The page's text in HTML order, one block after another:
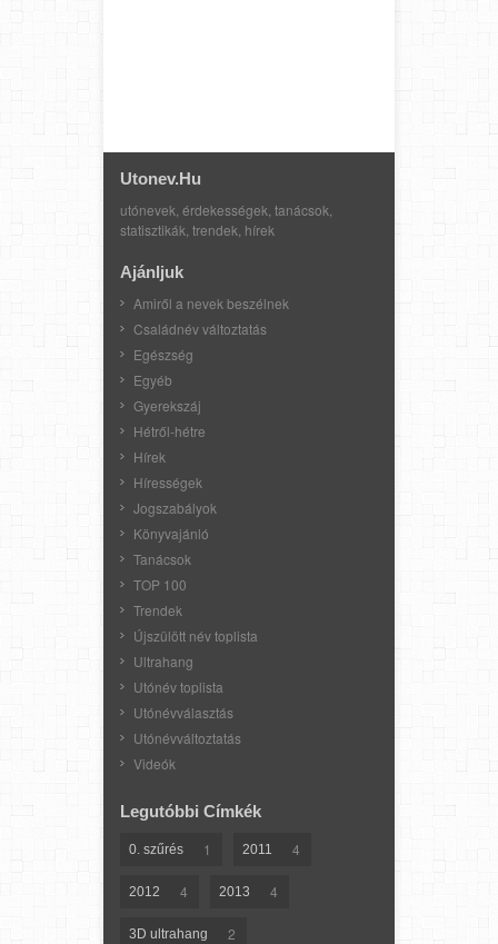
Utonev.hu
utónevek, érdekességek, tanácsok,
statisztikák, trendek, hírek
Ajánljuk
Amiről a nevek beszélnek
Családnév változtatás
Egészség
Egyéb
Gyerekszáj
Hétről-hétre
Hírek
Hírességek
Jogszabályok
Könyvajánló
Tanácsok
TOP 100
Trendek
Újszülött név toplista
Ultrahang
Utónév toplista
Utónévválasztás
Utónévváltoztatás
Videók
Legutóbbi Címkék
0. szűrés 1 2011 4
2012 4 2013 4
3D ultrahang 2